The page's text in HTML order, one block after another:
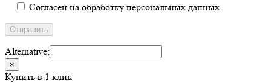
Согласен на обработку персональных данных
Alternative:
×
Купить в 1 клик